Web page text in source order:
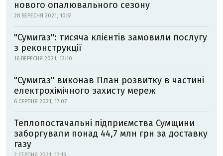
нового опалювального сезону
28 ВЕРЕСНЯ 2021, 10:51
"Сумигаз": тисяча клієнтів замовили послугу
з реконструкції
16 ВЕРЕСНЯ 2021, 12:10
"Сумигаз" виконав План розвитку в частині
електрохімічного захисту мереж
6 СЕРПНЯ 2021, 17:07
Теплопостачальні підприємства Сумщини
заборгували понад 44,7 млн грн за доставку
газу